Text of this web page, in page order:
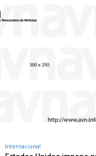
Internacional